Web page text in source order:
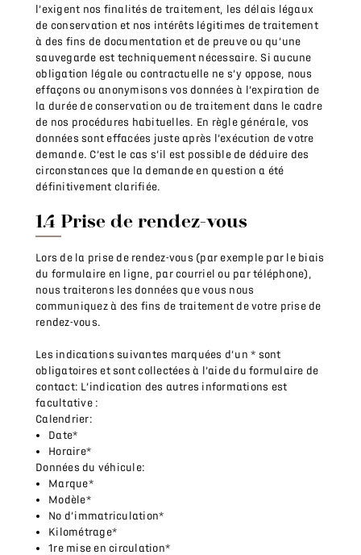
l’exigent nos finalités de traitement, les délais légaux
de conservation et nos intérêts légitimes de traitement
à des fins de documentation et de preuve ou qu’une
sauvegarde est techniquement nécessaire. Si aucune
obligation légale ou contractuelle ne s’y oppose, nous
effaçons ou anonymisons vos données à l’expiration de
la durée de conservation ou de traitement dans le cadre
de nos procédures habituelles. En règle générale, vos
données sont effacées juste après l’exécution de votre
demande. C’est le cas s’il est possible de déduire des
circonstances que la demande en question a été
définitivement clarifiée.
1.4 Prise de rendez-vous
Lors de la prise de rendez-vous (par exemple par le biais
du formulaire en ligne, par courriel ou par téléphone),
nous traiterons les données que vous nous
communiquez à des fins de traitement de votre prise de
rendez-vous.
Les indications suivantes marquées d’un * sont
obligatoires et sont collectées à l’aide du formulaire de
contact: L’indication des autres informations est
facultative :
Calendrier:
Date*
Horaire*
Données du véhicule:
Marque*
Modèle*
No d’immatriculation*
Kilométrage*
1re mise en circulation*